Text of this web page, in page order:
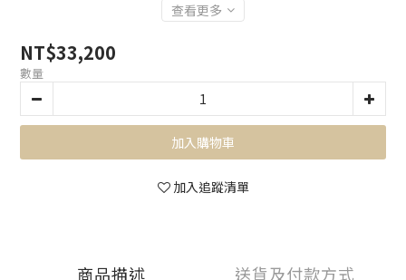
查看更多
NT$33,200
數量
加入購物車
加入追蹤清單
商品描述 送貨及付款方式